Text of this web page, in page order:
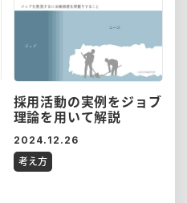
採用活動の実例をジョブ
理論を用いて解説
2024.12.26
考え方